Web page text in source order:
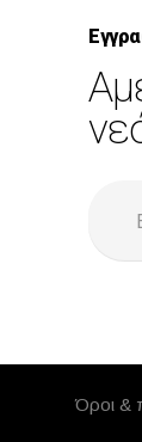
Όροι &